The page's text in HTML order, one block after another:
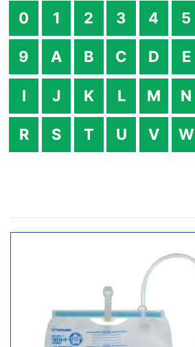
0 1 2 3 4 5
9 A B C D E
I J K L M N
R S T U V W